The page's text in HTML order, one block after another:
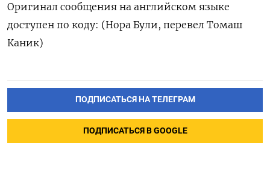
Оригинал сообщения на английском языке
доступен по коду: (Нора Були, перевел Томаш
Каник)
ПОДПИСАТЬСЯ НА ТЕЛЕГРАМ
ПОДПИСАТЬСЯ В GOOGLE